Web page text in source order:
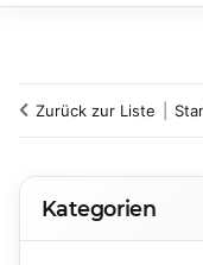
Zurück zur Liste
Kategorien